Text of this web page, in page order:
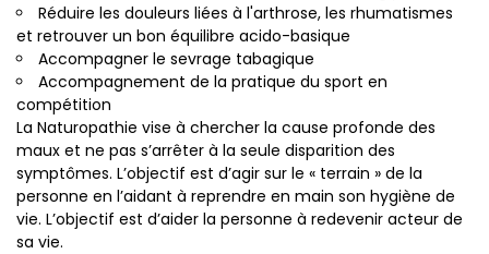
Réduire les douleurs liées à l'arthrose, les rhumatismes
et retrouver un bon équilibre acido-basique
Accompagner le sevrage tabagique
Accompagnement de la pratique du sport en
compétition
La Naturopathie vise à chercher la cause profonde des
maux et ne pas s’arrêter à la seule disparition des
symptômes. L’objectif est d’agir sur le « terrain » de la
personne en l’aidant à reprendre en main son hygiène de
vie. L’objectif est d’aider la personne à redevenir acteur de
sa vie.